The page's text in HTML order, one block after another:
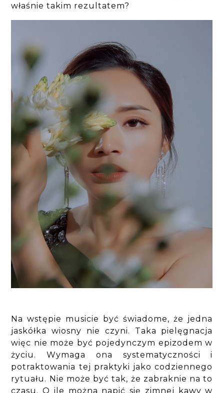
właśnie takim rezultatem?
Na wstępie musicie być świadome, że jedna
jaskółka wiosny nie czyni. Taka pielęgnacja
więc nie może być pojedynczym epizodem w
życiu. Wymaga ona systematyczności i
potraktowania tej praktyki jako codziennego
rytuału. Nie może być tak, że zabraknie na to
czasu. O ile można napić się zimnej kawy w